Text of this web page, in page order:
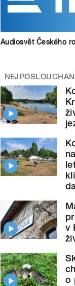
Audiosvět Českého
v
o